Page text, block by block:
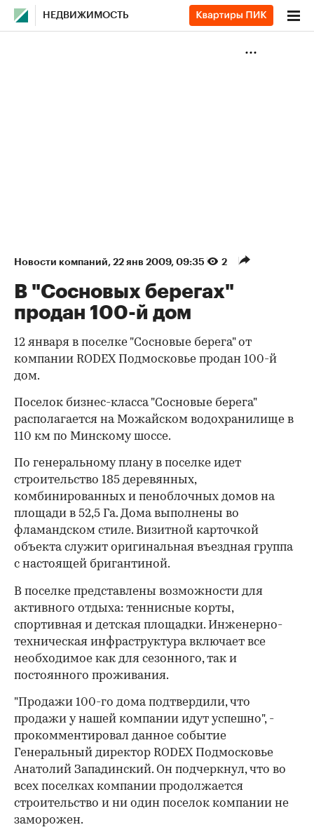
НЕДВИЖИМОСТЬ
Новости компаний⁠, 22 янв 2009, 09:35 2
В "Сосновых берегах"
продан 100-й дом
12 января в поселке "Сосновые берега" от
компании RODEX Подмосковье продан 100-й
дом.
Поселок бизнес-класса "Сосновые берега"
располагается на Можайском водохранилище в
110 км по Минскому шоссе.
По генеральному плану в поселке идет
строительство 185 деревянных,
комбинированных и пеноблочных домов на
площади в 52,5 Га. Дома выполнены во
фламандском стиле. Визитной карточкой
объекта служит оригинальная въездная группа
с настоящей бригантиной.
В поселке представлены возможности для
активного отдыха: теннисные корты,
спортивная и детская площадки. Инженерно-
техническая инфраструктура включает все
необходимое как для сезонного, так и
постоянного проживания.
"Продажи 100-го дома подтвердили, что
продажи у нашей компании идут успешно", -
прокомментировал данное событие
Генеральный директор RODEX Подмосковье
Анатолий Западинский. Он подчеркнул, что во
всех поселках компании продолжается
строительство и ни один поселок компании не
заморожен.